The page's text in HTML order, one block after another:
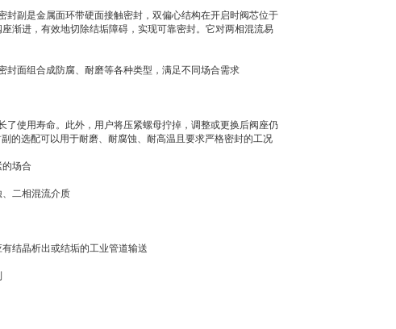
副是金属面环带硬面接触密封，双偏心结构在开启时阀芯位于
渐进，有效地切除结垢障碍，实现可靠密封。它对两相混流易
面组合成防腐、耐磨等各种类型，满足不同场合需求
使用寿命。此外，用户将压紧螺母拧掉，调整或更换后阀座仍
的选配可以用于耐磨、耐腐蚀、耐高温且要求严格密封的工况
场合
二相混流介质
结晶析出或结垢的工业管道输送